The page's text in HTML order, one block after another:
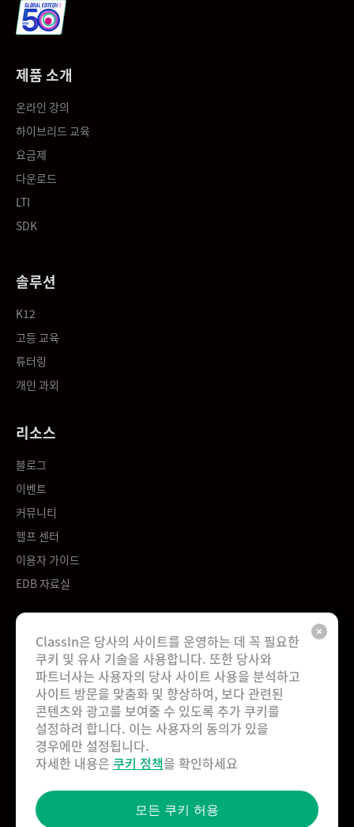
ClassIn은 당사의 사이트를 운영하는 데 꼭 필요한
쿠키 및 유사 기술을 사용합니다. 또한 당사와
파트너사는 사용자의 당사 사이트 사용을 분석하고
사이트 방문을 맞춤화 및 향상하여, 보다 관련된
콘텐츠와 광고를 보여줄 수 있도록 추가 쿠키를
설정하려 합니다. 이는 사용자의 동의가 있을
경우에만 설정됩니다.
자세한 내용은 쿠키 정책을 확인하세요
모든 쿠키 허용
제품 소개
온라인 강의
하이브리드 교육
요금제
다운로드
LTI
SDK
솔루션
K12
고등 교육
튜터링
개인 과외
리소스
블로그
이벤트
커뮤니티
헬프 센터
이용자 가이드
EDB 자료실
회사 소개
문의하기
파트너십
사용자 계약